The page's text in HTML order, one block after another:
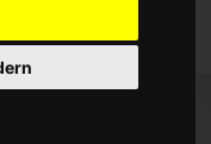
Boehm System,